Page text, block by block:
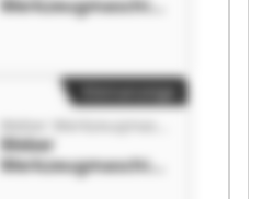
Werkzeugmaschin
en GmbH Weber
en GmbH
Weber
Werkzeugmaschin
en GmbH Weber
Kleinanzeige